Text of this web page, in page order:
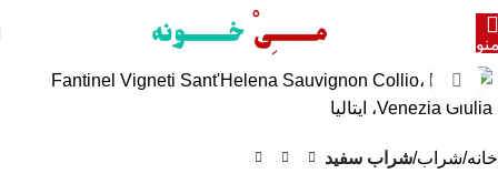
برای بزرگنمایی کلیک کنید
خانه شراب شراب سفید